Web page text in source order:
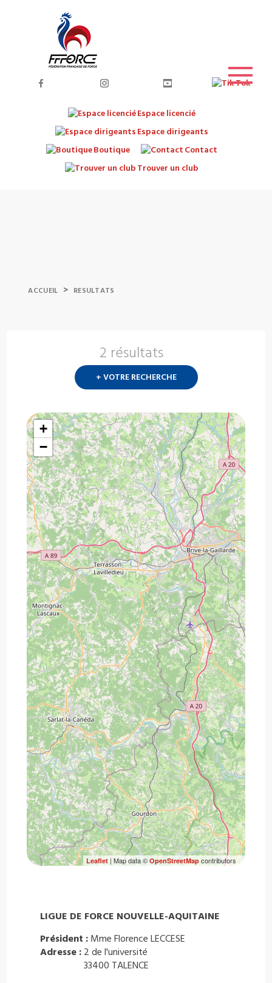
Espace licencié
Espace dirigeants
Boutique
Contact
Trouver un club
ACCUEIL > RESULTATS
2 résultats
+ VOTRE RECHERCHE
+
−
Leaflet| Map data © OpenStreetMapcontributors
LIGUE DE FORCE NOUVELLE-AQUITAINE
Président : Mme Florence LECCESE
Adresse : 2 de l'université
33400 TALENCE